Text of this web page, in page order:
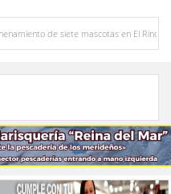
en El Rincón de La Laguna